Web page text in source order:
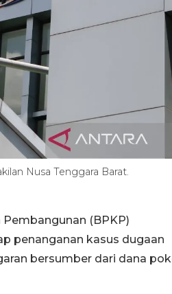
Nusa Tenggara Barat.
(BPKP)
penanganan kasus dugaan
bersumber dari dana